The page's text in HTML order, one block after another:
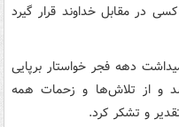
در مقابل خداوند قرار گیرد
دهه فجر خواستار برپایی
و از تلاش‌ها و زحمات همه
و تشکر کرد.